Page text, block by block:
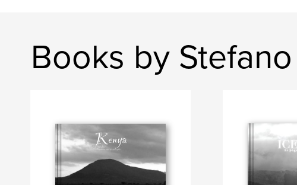
Books by